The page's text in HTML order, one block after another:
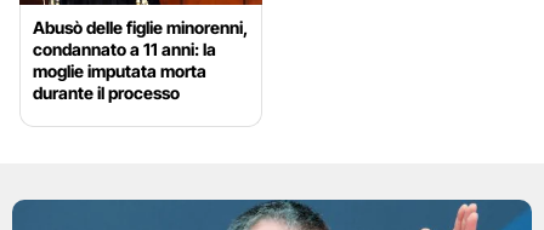
Abusò delle figlie minorenni,
condannato a 11 anni: la
moglie imputata morta
durante il processo